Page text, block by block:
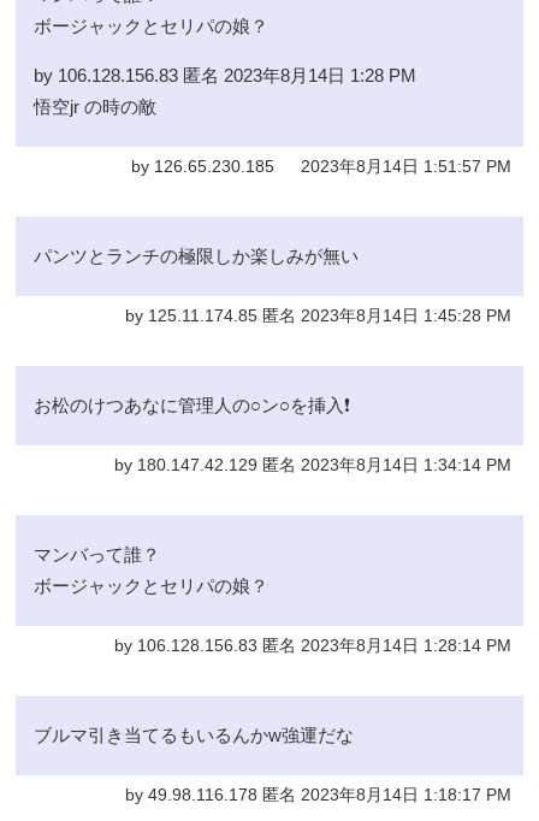
ボージャックとセリパの娘？
by 106.128.156.83 匿名 2023年8月14日 1:28 PM
悟空jr の時の敵
by 126.65.230.185 2023年8月14日 1:51:57 PM
パンツとランチの極限しか楽しみが無い
by 125.11.174.85 匿名 2023年8月14日 1:45:28 PM
お松のけつあなに管理人の○ン○を挿入❗️
by 180.147.42.129 匿名 2023年8月14日 1:34:14 PM
マンバって誰？
ボージャックとセリパの娘？
by 106.128.156.83 匿名 2023年8月14日 1:28:14 PM
ブルマ引き当てるもいるんかw強運だな
by 49.98.116.178 匿名 2023年8月14日 1:18:17 PM